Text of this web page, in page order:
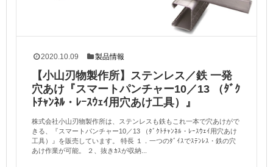
2020.10.09 製品情報
【小山刃物製作所】ステンレス／鉄 一発
穴あけ『スマートパンチャー10／13 （ﾀﾞｸ
ﾄﾁｬﾝﾈﾙ・ﾚｰｽｳｪｲ用穴あけ工具）』
株式会社小山刃物製作所は、ステンレスも鉄もこれ一本で穴あけがで
きる、『スマートパンチャー10／13 （ﾀﾞｸﾄﾁｬﾝﾈﾙ・ﾚｰｽｳｪｲ用穴あけ
工具）』を販売しています。 特長 １．一つのﾀﾞｲｽでｽﾃﾝﾚｽ・鉄の穴
あけ作業が可能。 ２、抜きｶｽが収納...